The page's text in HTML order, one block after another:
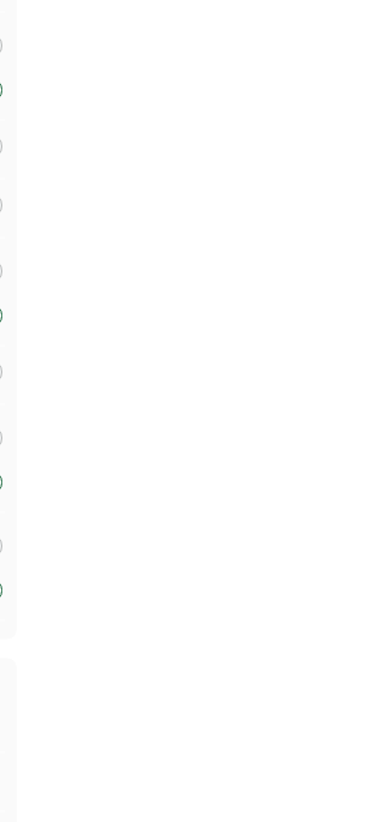
reduzierter Daten zur Auswahl von Werbeanzeigen
von Profilen für personalisierte Werbung
von Profilen zur Auswahl personalisierter Werbung
der Werbeleistung
der Performance von Inhalten
von Zielgruppen durch Statistiken oder Kombinationen von
und Verbesserung der Angebote